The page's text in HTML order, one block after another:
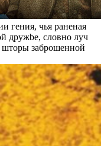
гения, чья раненая
дружbe, словно луч
шторы заброшенной